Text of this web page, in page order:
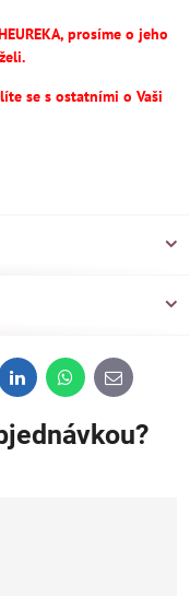
prosíme o jeho
se s ostatními o Vaši
LinkedInWhatsApp
E-
mail